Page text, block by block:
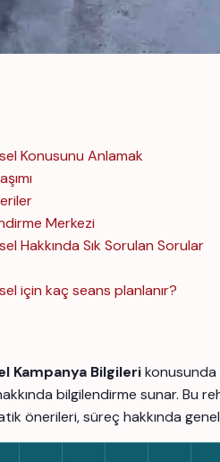
Konusunu Anlamak
Merkezi
Hakkında Sık Sorulan Sorular
için kaç seans planlanır?
Kampanya Bilgilerikonusunda
bilgilendirme sunar. Bu
önerileri, süreç hakkında